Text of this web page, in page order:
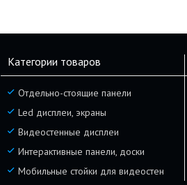
Категории товаров
Отдельно-стоящие панели
Led дисплеи, экраны
Видеостенные дисплеи
Интерактивные панели, доски
Мобильные стойки для видеостен